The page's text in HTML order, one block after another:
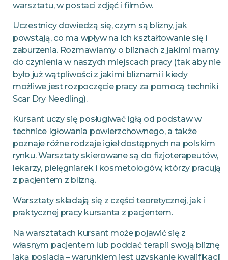
warsztatu, w postaci zdjęć i filmów.
Uczestnicy dowiedzą się, czym są blizny, jak
powstają, co ma wpływ na ich kształtowanie się i
zaburzenia. Rozmawiamy o bliznach z jakimi mamy
do czynienia w naszych miejscach pracy (tak aby nie
było już wątpliwości z jakimi bliznami i kiedy
możliwe jest rozpoczęcie pracy za pomocą techniki
Scar Dry Needling).
Kursant uczy się posługiwać igłą od podstaw w
technice Igłowania powierzchownego, a także
poznaje różne rodzaje igieł dostępnych na polskim
rynku. Warsztaty skierowane są do fizjoterapeutów,
lekarzy, pielęgniarek i kosmetologów, którzy pracują
z pacjentem z blizną.
Warsztaty składają się z części teoretycznej, jak i
praktycznej pracy kursanta z pacjentem.
Na warsztatach kursant może pojawić się z
własnym pacjentem lub poddać terapii swoją bliznę
jaką posiada – warunkiem jest uzyskanie kwalifikacji